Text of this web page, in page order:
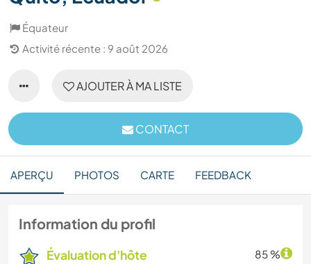
Équateur
Activité récente : 9 août 2026
AJOUTER À MA LISTE
CONTACT
APERÇU PHOTOS CARTE FEEDBACK
Information du profil
Évaluation d'hôte 85 %